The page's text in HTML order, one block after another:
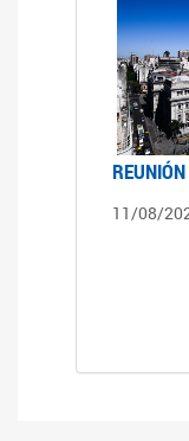
11/08/